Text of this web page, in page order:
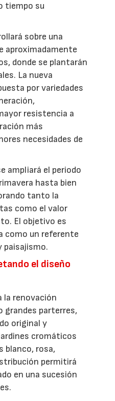
tiempo su
sobre una
aproximadamente
donde se plantarán
La nueva
por variedades
resistencia a
más
necesidades de
ampliará el periodo
hasta bien
tanto la
como el valor
El objetivo es
como un referente
paisajismo.
el diseño
la renovación
grandes parterres,
original y
cromáticos
blanco, rosa,
permitirá
en una sucesión